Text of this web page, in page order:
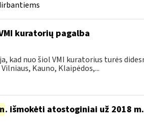
kuratorių pagalba
kad nuo šiol VMI kuratorius turės
Kauno, Klaipėdos,...
. išmokėti atostoginiai už 2018